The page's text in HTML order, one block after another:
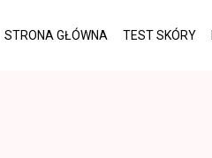
STRONA GŁÓWNA TEST SKÓRY